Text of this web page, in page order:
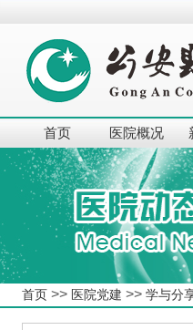
首页 医院概况
首页 >> 医院党建 >> 学与分